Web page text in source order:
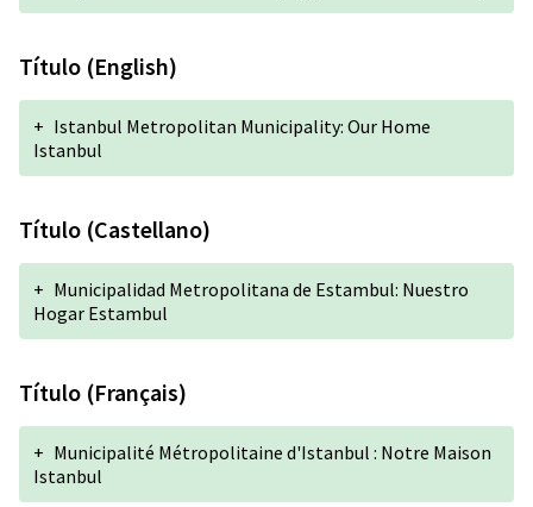
Título (English)
+ Istanbul Metropolitan Municipality: Our Home
Istanbul
Título (Castellano)
+ Municipalidad Metropolitana de Estambul: Nuestro
Hogar Estambul
Título (Français)
+ Municipalité Métropolitaine d'Istanbul : Notre Maison
Istanbul